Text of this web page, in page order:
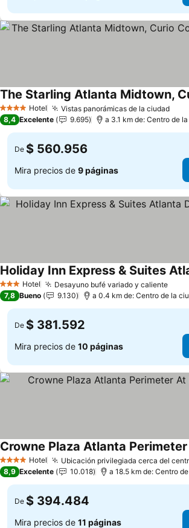
4 EstrellasHotel Vistas panorámicas de la ciudad
8,4 Excelente 9.695 a 3.1 km de: Centro de
De $ 560.956
Mira precios de 9 páginas
3 Estrellas
Hotel Desayuno bufé variado y caliente
7,8 Bueno 9.130 a 0.4 km de: Centro de la
De $ 381.592
Mira precios de 10 páginas
4 EstrellasHotel Ubicación privilegiada cerca del
8,9 Excelente 10.018 a 18.5 km de: Centro
De $ 394.484
Mira precios de 11 páginas